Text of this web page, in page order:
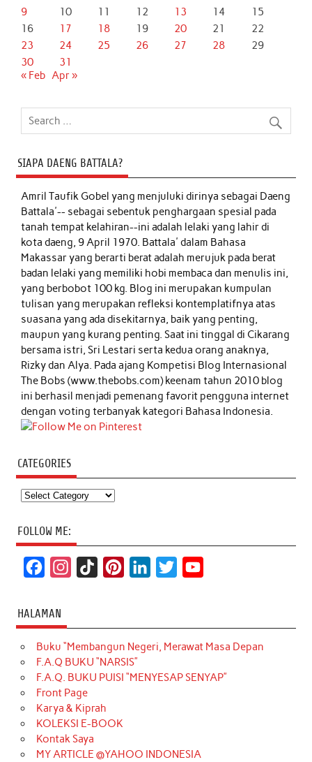
9
10 11 12 13 14
15
16
17 18 19 20 21
22
23
24 25 26 27 28
29
30
31
« Feb Apr »
SIAPA DAENG BATTALA?
Amril Taufik Gobelyang menjuluki dirinya sebagai Daeng
Battala'-- sebagai sebentuk penghargaan spesial pada
tanah tempat kelahiran--ini adalah lelaki yang lahir di
kota daeng, 9 April 1970. Battala' dalam Bahasa
Makassar yang berarti berat adalah merujuk pada berat
badan lelaki yang memiliki hobi membaca dan menulis ini,
yang berbobot 100 kg. Blog ini merupakan kumpulan
tulisan yang merupakan refleksi kontemplatifnya atas
suasana yang ada disekitarnya, baik yang penting,
maupun yang kurang penting. Saat ini tinggal di Cikarang
bersama istri, Sri Lestari serta kedua orang anaknya,
Rizky dan Alya. Pada ajang Kompetisi Blog Internasional
The Bobs (www.thebobs.com) keenam tahun 2010 blog
ini berhasil menjadi pemenang favorit pengguna internet
dengan voting terbanyak kategori Bahasa Indonesia.
CATEGORIES
Categories
FOLLOW ME:
c
e
b
o
o
k
t
a
g
r
a
m
T
o
k
t
e
r
k
e
d
t
t
e
T
u
b
HALAMAN
Buku “Membangun Negeri, Merawat Masa Depan
F.A.Q BUKU “NARSIS”
F.A.Q. BUKU PUISI “MENYESAP SENYAP”
Front Page
Karya & Kiprah
KOLEKSI E-BOOK
Kontak Saya
MY ARTICLE @YAHOO INDONESIA